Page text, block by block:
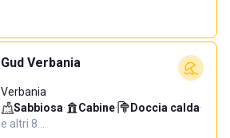
Gud Verbania
Verbania
Sabbiosa· Cabine· Doccia calda·
e altri 8…